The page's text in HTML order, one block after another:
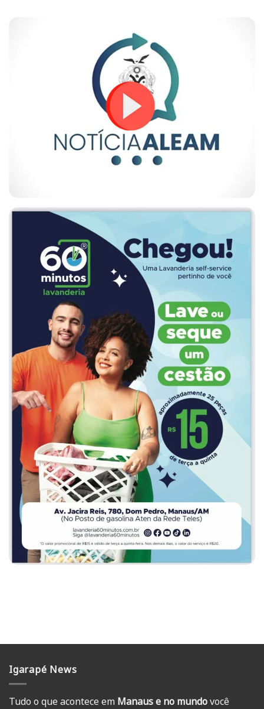
Igarapé News
Tudo o que acontece em Manaus e no mundovocê